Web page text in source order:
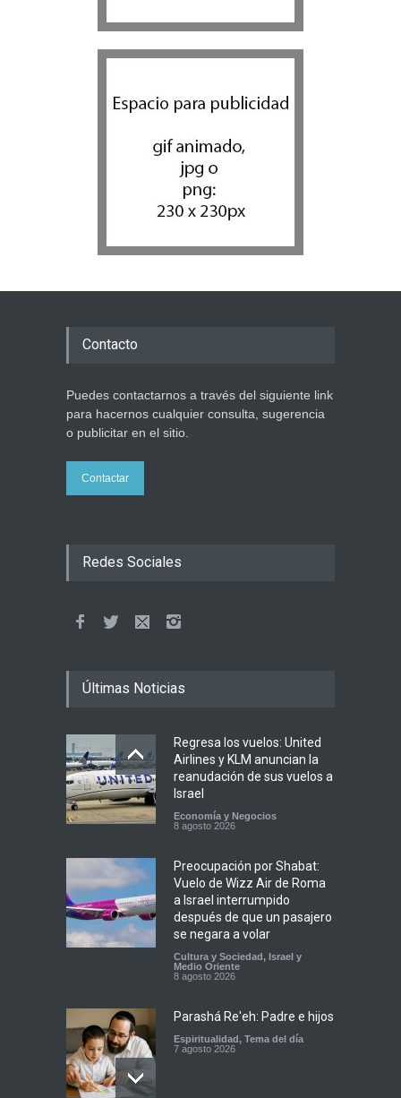
Contacto
Puedes contactarnos a través del siguiente link
para hacernos cualquier consulta, sugerencia
o publicitar en el sitio.
Contactar
Redes Sociales
Últimas Noticias
Regresa los vuelos: United
Airlines y KLM anuncian la
reanudación de sus vuelos a
Israel
Economía y Negocios
8 agosto 2026
Preocupación por Shabat:
Vuelo de Wizz Air de Roma
a Israel interrumpido
después de que un pasajero
se negara a volar
Cultura y Sociedad, Israel y
Medio Oriente
8 agosto 2026
Parashá Re'eh: Padre e hijos
Espiritualidad, Tema del día
7 agosto 2026